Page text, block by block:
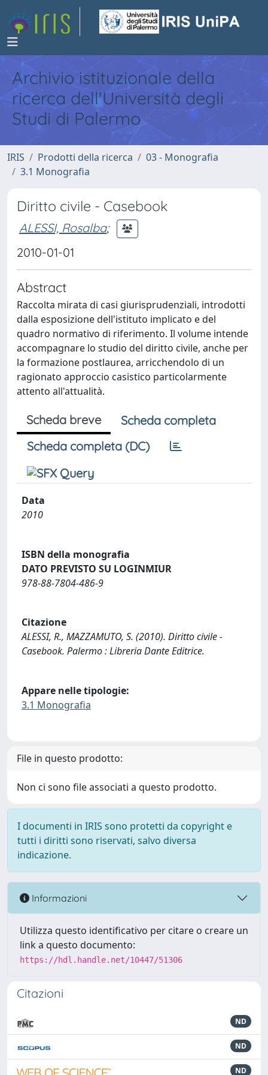
Archivio istituzionale della
ricerca dell'Università degli
Studi di Palermo
IRIS Prodotti della ricerca
03 - Monografia
3.1 Monografia
Diritto civile - Casebook
ALESSI, Rosalba;
2010-01-01
Abstract
Raccolta mirata di casi giurisprudenziali, introdotti
dalla esposizione dell'istituto implicato e del
quadro normativo di riferimento. Il volume intende
accompagnare lo studio del diritto civile, anche per
la formazione postlaurea, arricchendolo di un
ragionato approccio casistico particolarmente
attento all'attualità.
Scheda breve
Scheda completa
Scheda completa (DC)
Data
2010
ISBN della monografia
DATO PREVISTO SU LOGINMIUR
978-88-7804-486-9
Citazione
ALESSI, R., MAZZAMUTO, S. (2010). Diritto civile -
Casebook. Palermo : Libreria Dante Editrice.
Appare nelle tipologie:
3.1 Monografia
File in questo prodotto:
Non ci sono file associati a questo prodotto.
I documenti in IRIS sono protetti da copyright e
tutti i diritti sono riservati, salvo diversa
indicazione.
Informazioni
Utilizza questo identificativo per citare o creare un
link a questo documento:
https://hdl.handle.net/10447/51306
Citazioni
ND
ND
ND